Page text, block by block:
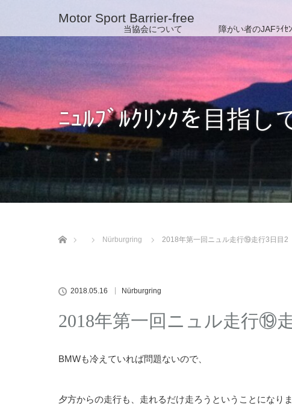
Motor Sport Barrier-free
当協会について 障がい者のJAFﾗｲｾ
ﾆｭﾙﾌﾞﾙｸﾘﾝｸを目指し
Nürburgring
2018年第一回ニュル走行⑲走行3日目2
2018.05.16 Nürburgring
2018年第一回ニュル走行⑲
BMWも冷えていれば問題ないので、
夕方からの走行も、走れるだけ走ろうということになりま